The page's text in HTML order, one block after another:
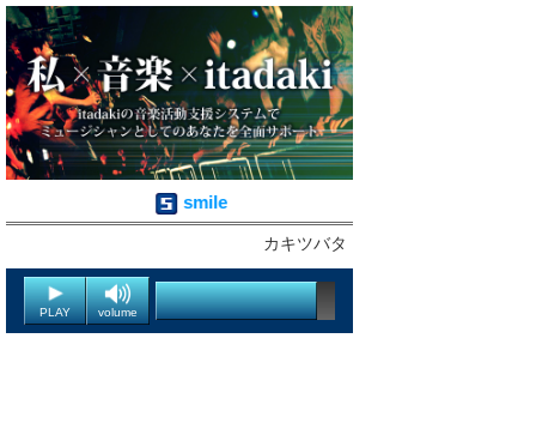
smile
カキツバタ
PLAY volume